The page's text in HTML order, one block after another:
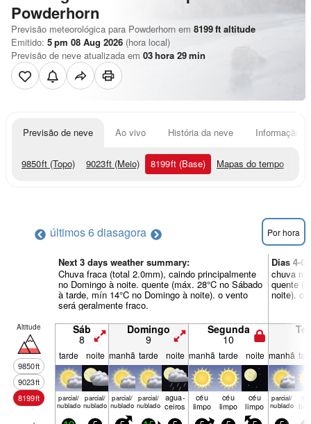
Powderhorn
Previsão meteorológica para Powderhorn em 8199ft altitude
Emitido: 5 pm 08 Aug 2026 (hora local)
Previsão de neve atualizada em 03hora 29min
Previsão de neve Ao vivo História da neve Informação
9850ft (Topo) 9023ft (Meio) 8199ft (Base) Mapas do tempo
últimos 6 diasagora Por hora
Next 3 days weather summary:
Chuva fraca (total 2.0mm), caindo principalmente
no Domingo à noite. quente (máx. 28°C no Sábado
à tarde, mín 14°C no Domingo à noite). o vento
será geralmente fraco.
Dias 4-6
chuva
quente
noite). o
Altitude
9850ft
9023ft
8199ft
Sáb
8
Domingo
9
Segunda
10
tarde noite manhã tarde noite manhã tarde noite manhã
parcial/
nublado
parcial/
nublado
parcial/
nublado
parcial/
nublado
agua­
ceiros
céu
limpo
céu
limpo
céu
limpo
parcial/
nublado